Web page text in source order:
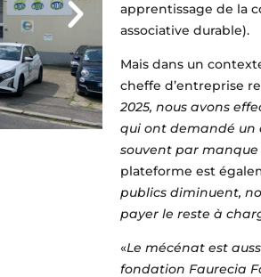
apprentissage de la
associative durable).
Mais dans un
cheffe d’entreprise
2025, nous avons
qui ont demandé un
souvent par
plateforme est
publics diminuent,
payer le reste à
«Le mécénat est
fondation Faurecia